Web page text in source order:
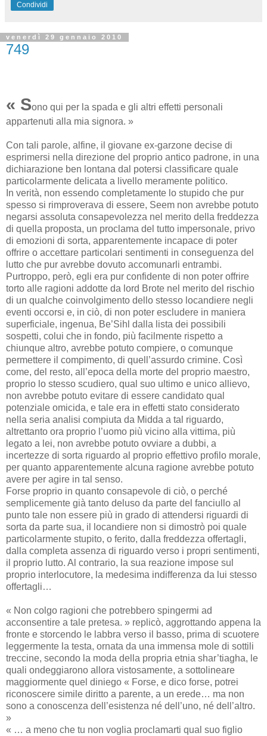
Condividi
venerdì 29 gennaio 2010
749
« Sono qui per la spada e gli altri effetti personali
appartenuti alla mia signora. »
Con tali parole, alfine, il giovane ex-garzone decise di
esprimersi nella direzione del proprio antico padrone, in una
dichiarazione ben lontana dal potersi classificare quale
particolarmente delicata a livello meramente politico.
In verità, non essendo completamente lo stupido che pur
spesso si rimproverava di essere, Seem non avrebbe potuto
negarsi assoluta consapevolezza nel merito della freddezza
di quella proposta, un proclama del tutto impersonale, privo
di emozioni di sorta, apparentemente incapace di poter
offrire o accettare particolari sentimenti in conseguenza del
lutto che pur avrebbe dovuto accomunarli entrambi.
Purtroppo, però, egli era pur confidente di non poter offrire
torto alle ragioni addotte da lord Brote nel merito del rischio
di un qualche coinvolgimento dello stesso locandiere negli
eventi occorsi e, in ciò, di non poter escludere in maniera
superficiale, ingenua, Be’Sihl dalla lista dei possibili
sospetti, colui che in fondo, più facilmente rispetto a
chiunque altro, avrebbe potuto compiere, o comunque
permettere il compimento, di quell’assurdo crimine. Così
come, del resto, all’epoca della morte del proprio maestro,
proprio lo stesso scudiero, qual suo ultimo e unico allievo,
non avrebbe potuto evitare di essere candidato qual
potenziale omicida, e tale era in effetti stato considerato
nella seria analisi compiuta da Midda a tal riguardo,
altrettanto ora proprio l’uomo più vicino alla vittima, più
legato a lei, non avrebbe potuto ovviare a dubbi, a
incertezze di sorta riguardo al proprio effettivo profilo morale,
per quanto apparentemente alcuna ragione avrebbe potuto
avere per agire in tal senso.
Forse proprio in quanto consapevole di ciò, o perché
semplicemente già tanto deluso da parte del fanciullo al
punto tale non essere più in grado di attendersi riguardi di
sorta da parte sua, il locandiere non si dimostrò poi quale
particolarmente stupito, o ferito, dalla freddezza offertagli,
dalla completa assenza di riguardo verso i propri sentimenti,
il proprio lutto. Al contrario, la sua reazione impose sul
proprio interlocutore, la medesima indifferenza da lui stesso
offertagli…
« Non colgo ragioni che potrebbero spingermi ad
acconsentire a tale pretesa. » replicò, aggrottando appena la
fronte e storcendo le labbra verso il basso, prima di scuotere
leggermente la testa, ornata da una immensa mole di sottili
treccine, secondo la moda della propria etnia shar’tiagha, le
quali ondeggiarono allora vistosamente, a sottolineare
maggiormente quel diniego « Forse, e dico forse, potrei
riconoscere simile diritto a parente, a un erede… ma non
sono a conoscenza dell’esistenza né dell’uno, né dell’altro.
»
« … a meno che tu non voglia proclamarti qual suo figlio